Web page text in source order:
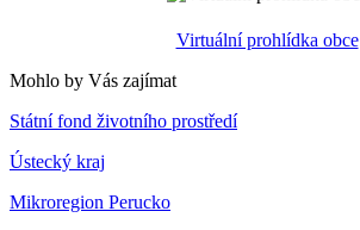
Virtuální prohlídka obce
Mohlo by Vás zajímat
Státní fond životního prostředí
Ústecký kraj
Mikroregion Perucko